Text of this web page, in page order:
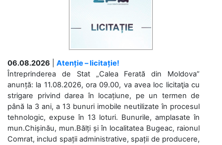
06.08.2026
Atenție – licitație!
Întreprinderea de Stat „Calea Ferată din Moldova”
anunță: la 11.08.2026, ora 09.00, va avea loc licitaţia cu
strigare privind darea în locațiune, pe un termen de
până la 3 ani, a 13 bunuri imobile neutilizate în procesul
tehnologic, expuse în 13 loturi. Bunurile, amplasate în
mun.Chișinău, mun.Bălți și în localitatea Bugeac, raionul
Comrat, includ spații administrative, spații de producere,